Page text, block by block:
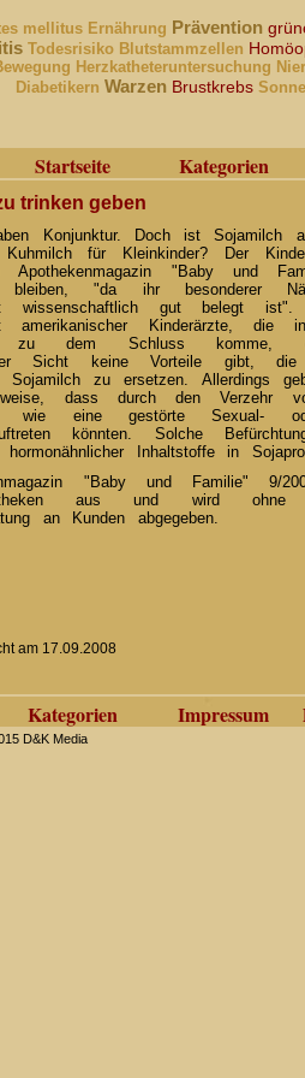
mellitus Ernährung Prävention
Todesrisiko Blutstammzellen
Herzkatheteruntersuchung
Diabetikern Warzen Brustkrebs
Startseite Kategorien
trinken geben
Konjunktur. Doch ist Sojamilch
für Kleinkinder? Der
"Baby und
bleiben, "da ihr besonderer
wissenschaftlich gut belegt
amerikanischer Kinderärzte, die
zu dem Schluss
Sicht keine Vorteile gibt, die
Sojamilch zu ersetzen. Allerdings
dass durch den Verzehr
wie eine gestörte Sexual-
könnten. Solche
hormonähnlicher Inhaltstoffe in
"Baby und Familie" 9/
aus und wird ohne
an Kunden abgegeben.
am 17.09.2008
Kategorien Impressum
D&K Media